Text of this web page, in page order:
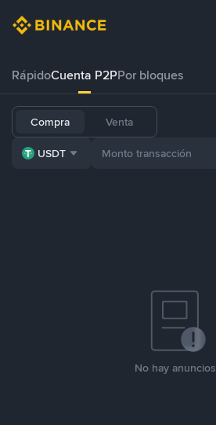
RápidoCuenta P2PPor bloques
Compra Venta
USDT
No hay anuncios